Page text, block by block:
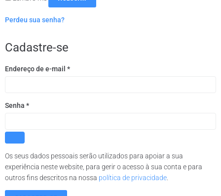
Perdeu sua senha?
Cadastre-se
Endereço de e-mail *
Senha *
Os seus dados pessoais serão utilizados para apoiar a sua
experiência neste website, para gerir o acesso à sua conta e para
outros fins descritos na nossa política de privacidade